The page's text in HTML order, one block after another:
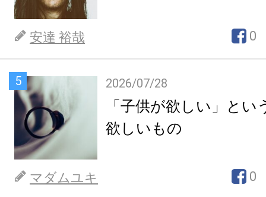
安達 裕哉 0
5 2026/07/28
「子供が欲しい」とい
欲しいもの
マダムユキ 0